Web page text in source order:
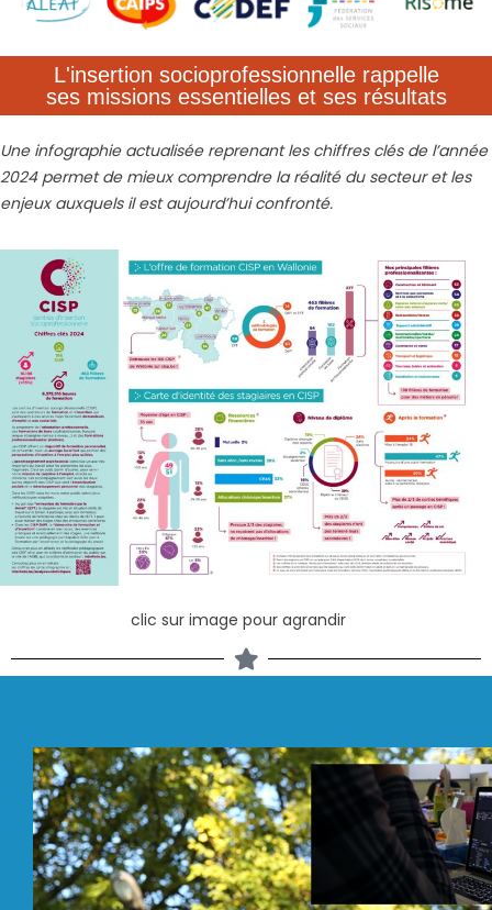
L'insertion socioprofessionnelle rappelle
ses missions essentielles et ses résultats
Une infographie actualisée reprenant les chiffres clés de l’année
2024 permet de mieux comprendre la réalité du secteur et les
enjeux auxquels il est aujourd’hui confronté.
clic sur image pour agrandir